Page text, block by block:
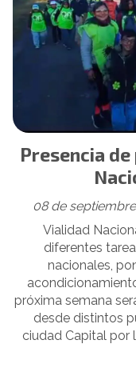
Presencia
08 de
Vialidad
diferentes
nacionales,
próxima semana
desde distintos
ciudad Capital por